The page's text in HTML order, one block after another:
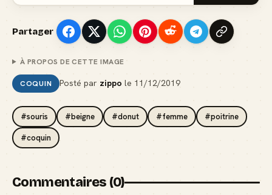
Partager
À PROPOS DE CETTE IMAGE
COQUIN Posté par zippo le 11/12/2019
#souris #beigne #donut #femme #poitrine
#coquin
Commentaires (0)